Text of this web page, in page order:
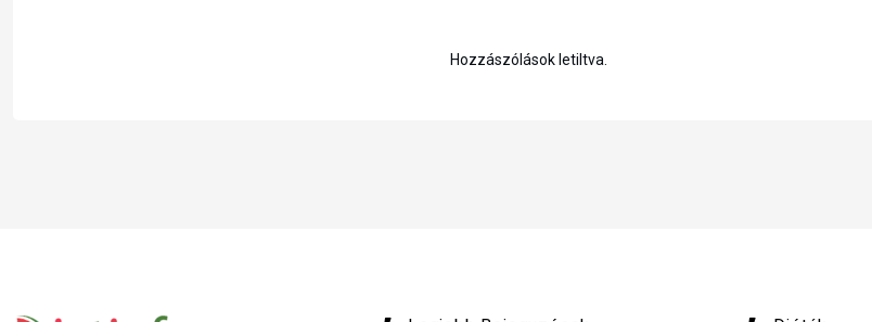
Hozzászólások letiltva.